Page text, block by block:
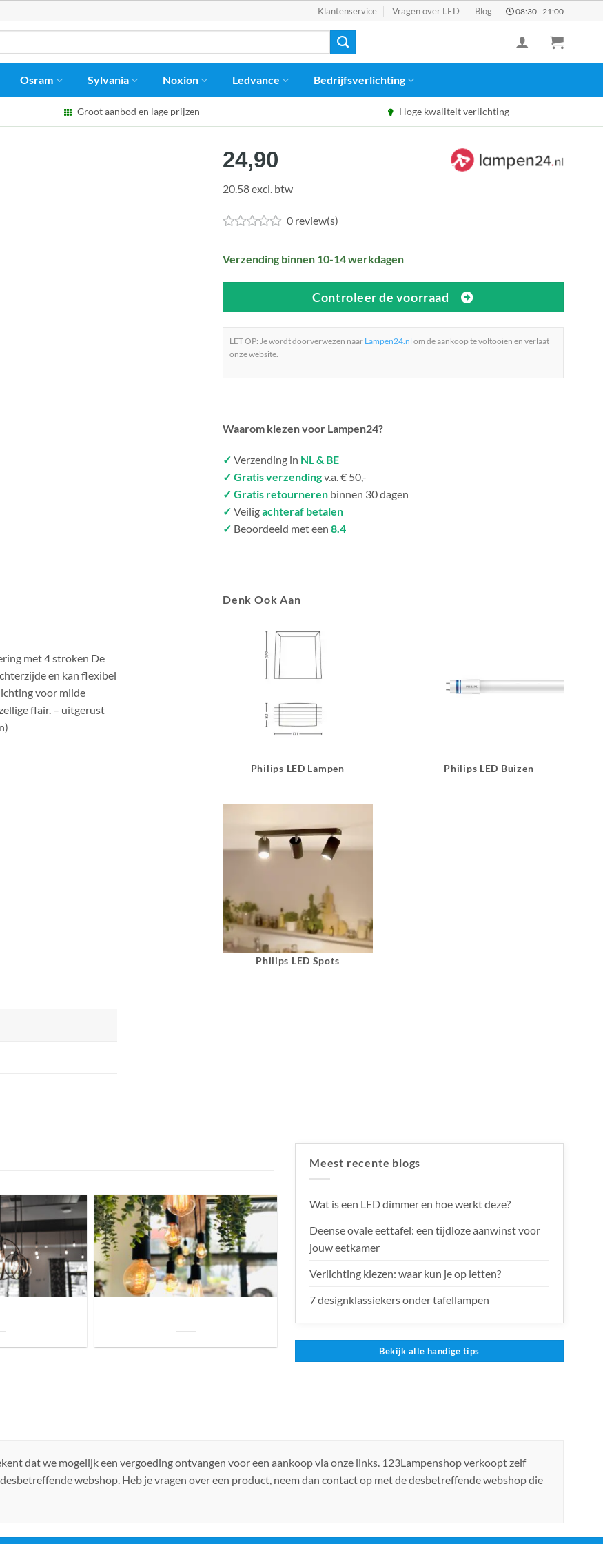
Klantenservice Vragen over LED Blog 08:30 - 21:00
Osram Sylvania Noxion Ledvance Bedrijfsverlichting
Groot aanbod en lage prijzen Hoge kwaliteit verlichting
24,90
20.58 excl. btw
0 review(s)
Verzending binnen 10-14 werkdagen
Controleer de voorraad
LET OP: Je wordt doorverwezen naar Lampen24.nl om de aankoop te voltooien en verlaat
onze website.
Waarom kiezen voor Lampen24?
✓ Verzending in NL & BE
✓ Gratis verzendingv.a. € 50,-
✓ Gratis retourneren binnen 30 dagen
✓ Veiligachteraf betalen
✓ Beoordeeld met een 8.4
met 4 stroken De
en kan flexibel
voor milde
flair. – uitgerust
Denk Ook Aan
Philips LED Lampen Philips LED Buizen
Philips LED Spots
Meest recente blogs
Wat is een LED dimmer en hoe werkt deze?
Deense ovale eettafel: een tijdloze aanwinst voor
jouw eetkamer
Verlichting kiezen: waar kun je op letten?
7 designklassiekers onder tafellampen
Bekijk alle handige tips
dat we mogelijk een vergoeding ontvangen voor een aankoop via onze links. 123Lampenshop verkoopt zelf
webshop. Heb je vragen over een product, neem dan contact op met de desbetreffende webshop die